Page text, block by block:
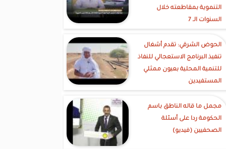
التنموية بمقاطعته خلال
السنوات الـ 7
الحوض الشرقي: تقدم أشغال
تنفيذ البرنامج الاستعجالي للنفاذ
للتنمية المحلية بعيون ممثلي
المستفيدين
مجمل ما قاله الناطق باسم
الحكومة ردا على أسئلة
الصحفيين (فيديو)